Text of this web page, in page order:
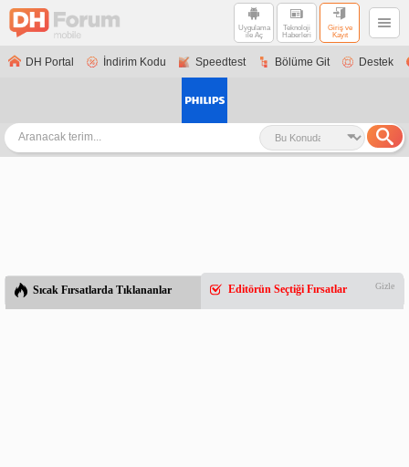
Uygulama
ile Aç
Teknoloji
Haberleri
Giriş ve
Kayıt
DH Portal İndirim Kodu Speedtest Bölüme Git Destek
Sıcak Fırsatlarda Tıklananlar Editörün Seçtiği Fırsatlar Gizle